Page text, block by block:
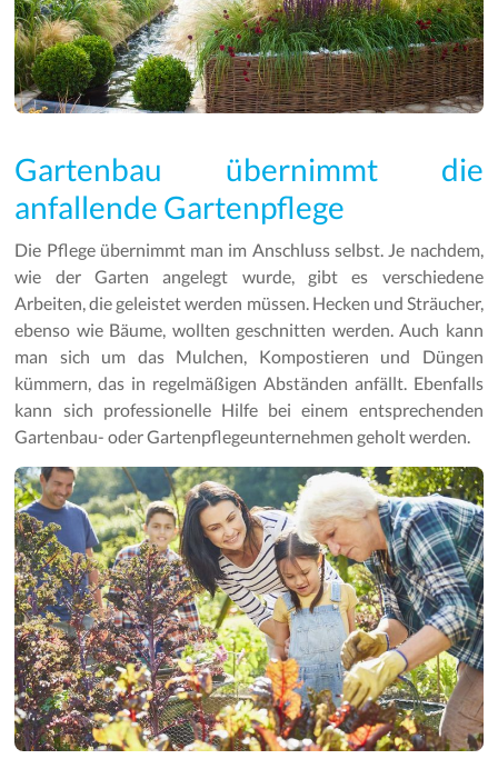
Gartenbau übernimmt die
anfallende Gartenpflege
Die Pflege übernimmt man im Anschluss selbst. Je nachdem,
wie der Garten angelegt wurde, gibt es verschiedene
Arbeiten, die geleistet werden müssen. Hecken und Sträucher,
ebenso wie Bäume, wollten geschnitten werden. Auch kann
man sich um das Mulchen, Kompostieren und Düngen
kümmern, das in regelmäßigen Abständen anfällt. Ebenfalls
kann sich professionelle Hilfe bei einem entsprechenden
Gartenbau- oder Gartenpflegeunternehmen geholt werden.